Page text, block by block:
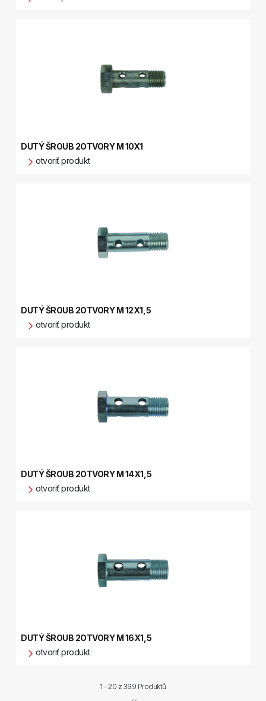
DUTÝ ŠROUB 2OTVORY M 10X1
otvoriť produkt
DUTÝ ŠROUB 2OTVORY M 12X1,5
otvoriť produkt
DUTÝ ŠROUB 2OTVORY M 14X1,5
otvoriť produkt
DUTÝ ŠROUB 2OTVORY M 16X1,5
otvoriť produkt
1 - 20 z399 Produktů